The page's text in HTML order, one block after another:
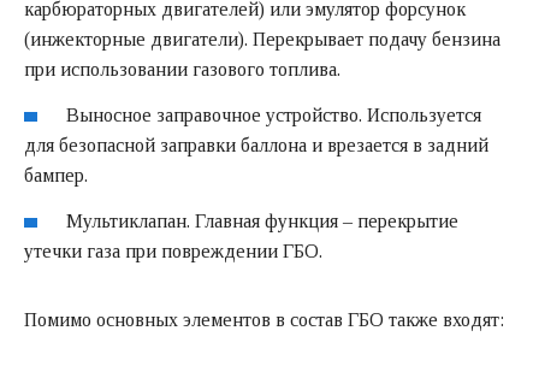
карбюраторных двигателей) или эмулятор форсунок
(инжекторные двигатели). Перекрывает подачу бензина
при использовании газового топлива.
Выносное заправочное устройство. Используется
для безопасной заправки баллона и врезается в задний
бампер.
Мультиклапан. Главная функция – перекрытие
утечки газа при повреждении ГБО.
Помимо основных элементов в состав ГБО также входят: